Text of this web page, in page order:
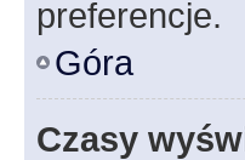
preferencje.
Góra
Czasy